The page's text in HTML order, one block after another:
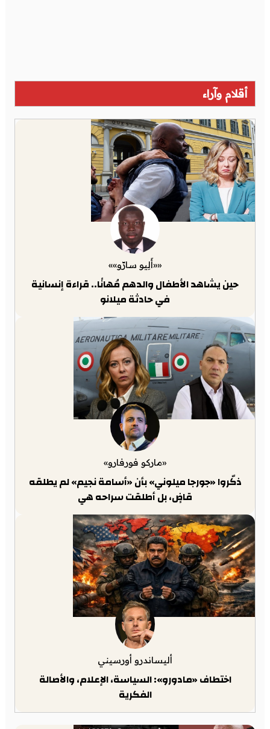
أقلام وآراء
««أَلِيو سارّو»»
حين يشاهد الأطفال والدهم مُهانًا.. قراءة إنسانية
في حادثة ميلانو
«ماركو فورفارو»
ذكّروا «جورجا ميلوني» بأن «أسامة نجيم» لم يطلقه
قاضٍ، بل أطلقت سراحه هي
أليساندرو أورسيني
اختطاف «مادورو»: السياسة، الإعلام، والأصالة
الفكرية